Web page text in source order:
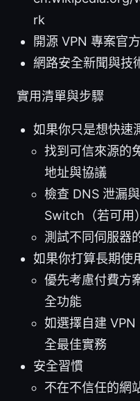
rk
開源 VPN 專案官
網路安全新聞與技
實用清單與步驟
如果你只是想快速
找到可信來源的
地址與協議
檢查 DNS 泄漏
Switch（若可用）
測試不同伺服器
如果你打算長期使
優先考慮付費方
全功能
如選擇自建
全最佳實務
安全習慣
不在不信任的網